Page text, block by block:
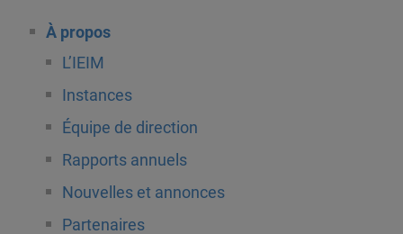
À propos
L’IEIM
Instances
Équipe de direction
Rapports annuels
Nouvelles et annonces
Partenaires